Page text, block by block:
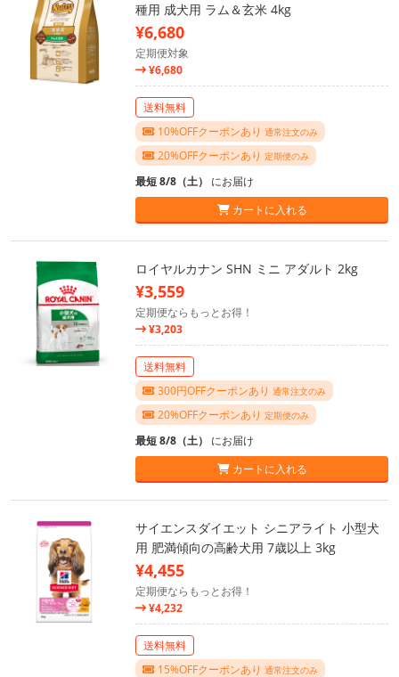
種用 成犬用 ラム＆玄米 4kg
¥6,680
定期便対象
¥6,680
送料無料
10%OFFクーポンあり 通常注文のみ
20%OFFクーポンあり 定期便のみ
最短 8/8（土） にお届け
カートに入れる
ロイヤルカナン SHN ミニ アダルト 2kg
¥3,559
定期便ならもっとお得！
¥3,203
送料無料
300円OFFクーポンあり 通常注文のみ
20%OFFクーポンあり 定期便のみ
最短 8/8（土） にお届け
カートに入れる
サイエンスダイエット シニアライト 小型犬
用 肥満傾向の高齢犬用 7歳以上 3kg
¥4,455
定期便ならもっとお得！
¥4,232
送料無料
15%OFFクーポンあり 通常注文のみ